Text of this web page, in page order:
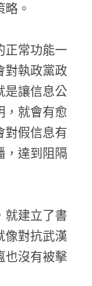
。
正常功能一
對執政黨政
是讓信息公
，就會有愈
對假信息有
，達到阻隔
就建立了書
像對抗武漢
也沒有被擊